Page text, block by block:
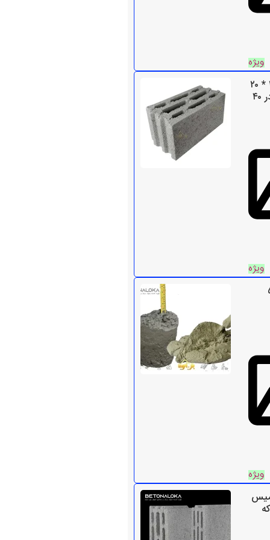
ویژه
خرید بلوک سیمانی ۲۰ * ۲۰
* ۴۰ سبک | بلوک ۲۰ در ۴۰
ویژه
۵۰
ویژه